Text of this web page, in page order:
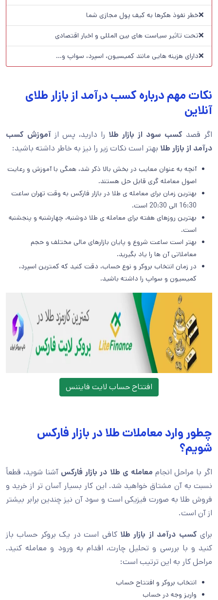
❌خطر نفوذ هکرها به کیف پول مجازی شما
❌تحت تاثیر سیاست های بین المللی و اخبار اقتصادی
❌دارای هزینه هایی مانند کمیسیون، اسپرد، سواپ و…
نکات مهم درباره کسب درآمد از بازار طلای
آنلاین
اگر قصد کسب سود از بازار طلا را دارید، پس از آموزش کسب
درآمد از بازار طلا بهتر است نکات زیر را نیز به خاطر داشته باشید:
آنچه به عنوان معایب در بخش بالا ذکر شد، همگی با آموزش و رعایت
اصول معامله گری قابل حل هستند.
بهترین زمان برای معامله ی طلا در بازار فارکس به وقت تهران ساعت
16:30 الی 20:30 است.
بهترین روزهای هفته برای معامله ی طلا دوشنبه، چهارشنبه و پنجشنبه
است.
بهتر است ساعت شروع و پایان بازارهای مالی مختلف و حجم
معاملاتی آن ها را یاد بگیرید.
در زمان انتخاب بروکر و نوع حساب، دقت کنید که کمترین اسپرد،
کمیسیون و سواپ را داشته باشید.
افتتاح حساب لایت فایننس
چطور وارد معاملات طلا در بازار فارکس
شویم؟
اگر با مراحل انجام معامله ی طلا در بازار فارکس آشنا شوید، قطعاً
نسبت به آن مشتاق خواهید شد. این کار بسیار آسان تر از خرید و
فروش طلا به صورت فیزیکی است و سود آن نیز چندین برابر بیشتر
از آن است.
برای کسب درآمد از بازار طلا کافی است در یک بروکر حساب باز
کنید و با بررسی و تحلیل چارت، اقدام به ورود و معامله کنید.
مراحل کار به این ترتیب است:
انتخاب بروکر و افتتاح حساب
واریز وجه در حساب